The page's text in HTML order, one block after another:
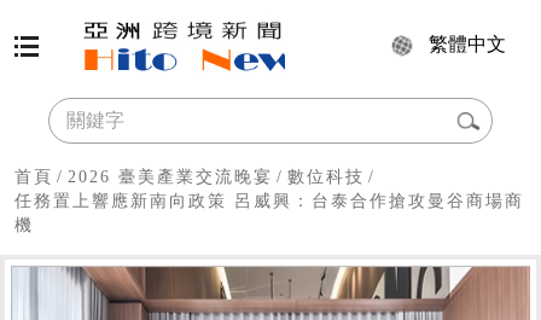
繁體中文
首頁 / 2026 臺美產業交流晚宴 / 數位科技 /
任務置上響應新南向政策 呂威興：台泰合作搶攻曼谷商場商
機